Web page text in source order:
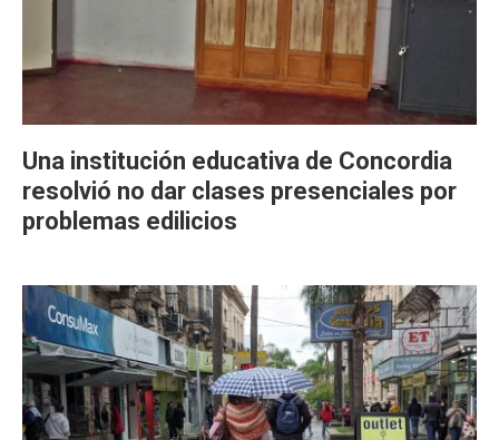
Una institución educativa de Concordia
resolvió no dar clases presenciales por
problemas edilicios